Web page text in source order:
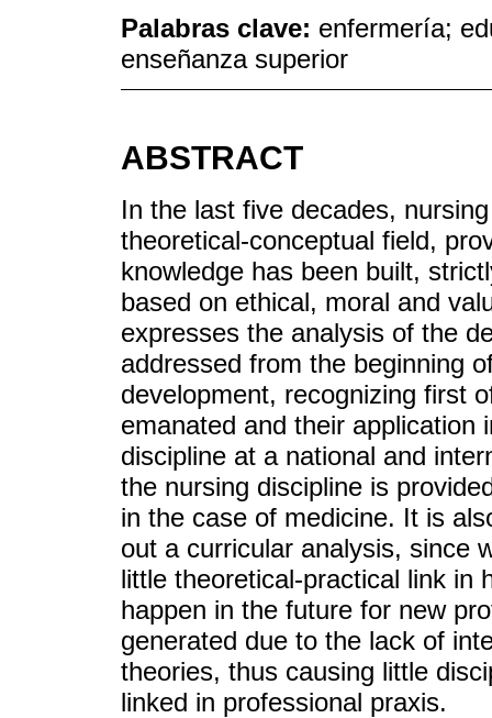
Palabras clave: enfermería;
enseñanza superior
ABSTRACT
In the last five decades,
theoretical-conceptual field,
knowledge has been built,
based on ethical, moral and
expresses the analysis of the
addressed from the beginning
development, recognizing first
emanated and their application
discipline at a national and
the nursing discipline is
in the case of medicine. It is
out a curricular analysis, since
little theoretical-practical link in
happen in the future for new
generated due to the lack of
theories, thus causing little
linked in professional praxis.